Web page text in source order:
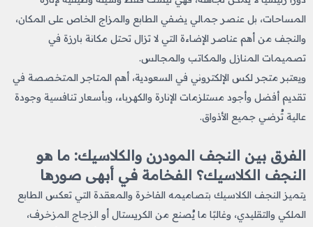
المساحات، بل عنصر جمالي يضفي الطابع والمزاج الخاص على المكان،
والنجف من أهم عناصر الإضاءة التي لا تزال تحتل مكانة بارزة في
تصميمات المنازل والمكاتب والمجالس.
ويعتبر متجر لكس الإلكتروني في السعودية، أهم المتاجر المتخصصة في
تقديم أفضل وأجود مستلزمات الإنارة والكهرباء، وبأسعار تنافسية وجودة
عالية تُرضي جميع الأذواق.
الفرق بين النجف المودرن والكلاسيك: ما هو
النجف الكلاسيك؟ الفخامة في أبهى صورها
يتميز النجف الكلاسيك بتصاميمه الفاخرة والمعقدة التي تعكس الطابع
الملكي والتقليدي، وغالبًا ما يُصنع من الكريستال أو الزجاج المزخرف،